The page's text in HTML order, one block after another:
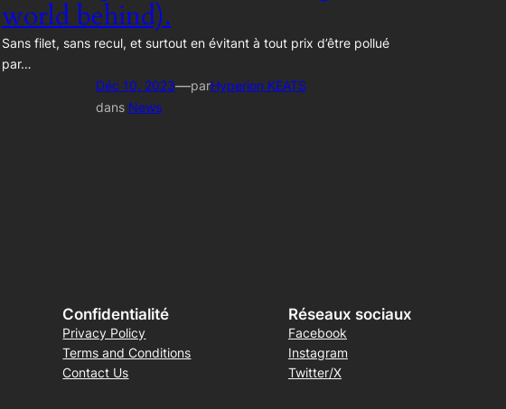
world behind).
Sans filet, sans recul, et surtout en évitant à tout prix d’être pollué
par…
Déc 10, 2023—parHyperion KEATS
dans News
Confidentialité
Privacy Policy
Terms and Conditions
Contact Us
Réseaux sociaux
Facebook
Instagram
Twitter/X